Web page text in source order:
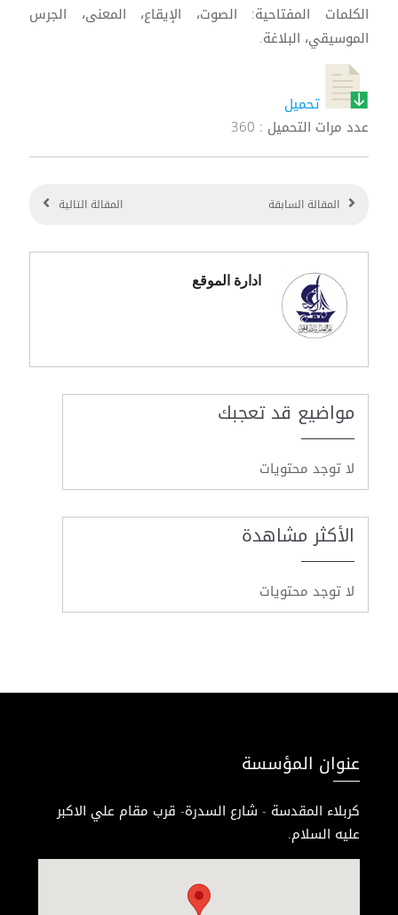
الكلمات المفتاحية: الصوت، الإيقاع، المعنى، الجرس
الموسيقي، البلاغة.
تحميل
عدد مرات التحميل : 360
المقالة السابقة المقالة التالية
ادارة الموقع
مواضيع قد تعجبك
لا توجد محتويات
الأكثر مشاهدة
لا توجد محتويات
عنوان المؤسسة
كربلاء المقدسة - شارع السدرة- قرب مقام علي الاكبر
عليه السلام.